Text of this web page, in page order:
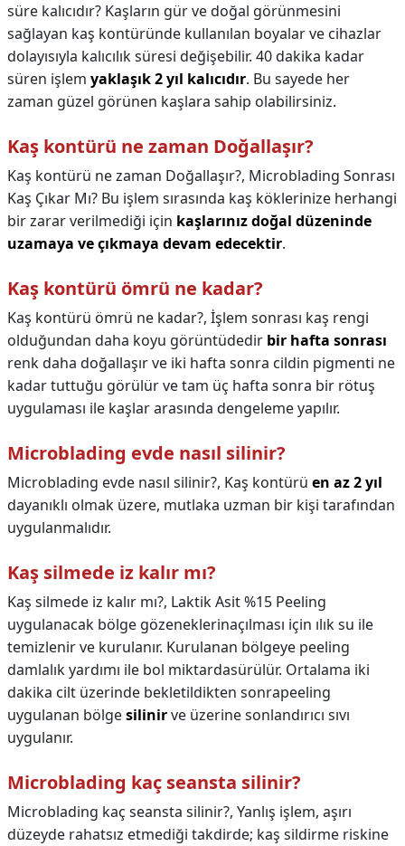
süre kalıcıdır? Kaşların gür ve doğal görünmesini
sağlayan kaş kontüründe kullanılan boyalar ve cihazlar
dolayısıyla kalıcılık süresi değişebilir. 40 dakika kadar
süren işlem yaklaşık 2 yıl kalıcıdır. Bu sayede her
zaman güzel görünen kaşlara sahip olabilirsiniz.
Kaş kontürü ne zaman Doğallaşır?
Kaş kontürü ne zaman Doğallaşır?, Microblading Sonrası
Kaş Çıkar Mı? Bu işlem sırasında kaş köklerinize herhangi
bir zarar verilmediği için kaşlarınız doğal düzeninde
uzamaya ve çıkmaya devam edecektir.
Kaş kontürü ömrü ne kadar?
Kaş kontürü ömrü ne kadar?, İşlem sonrası kaş rengi
olduğundan daha koyu görüntüdedir bir hafta sonrası
renk daha doğallaşır ve iki hafta sonra cildin pigmenti ne
kadar tuttuğu görülür ve tam üç hafta sonra bir rötuş
uygulaması ile kaşlar arasında dengeleme yapılır.
Microblading evde nasıl silinir?
Microblading evde nasıl silinir?, Kaş kontürü en az 2 yıl
dayanıklı olmak üzere, mutlaka uzman bir kişi tarafından
uygulanmalıdır.
Kaş silmede iz kalır mı?
Kaş silmede iz kalır mı?, Laktik Asit %15 Peeling
uygulanacak bölge gözeneklerinaçılması için ılık su ile
temizlenir ve kurulanır. Kurulanan bölgeye peeling
damlalık yardımı ile bol miktardasürülür. Ortalama iki
dakika cilt üzerinde bekletildikten sonrapeeling
uygulanan bölgesilinirve üzerine sonlandırıcı sıvı
uygulanır.
Microblading kaç seansta silinir?
Microblading kaç seansta silinir?, Yanlış işlem, aşırı
düzeyde rahatsız etmediği takdirde; kaş sildirme riskine